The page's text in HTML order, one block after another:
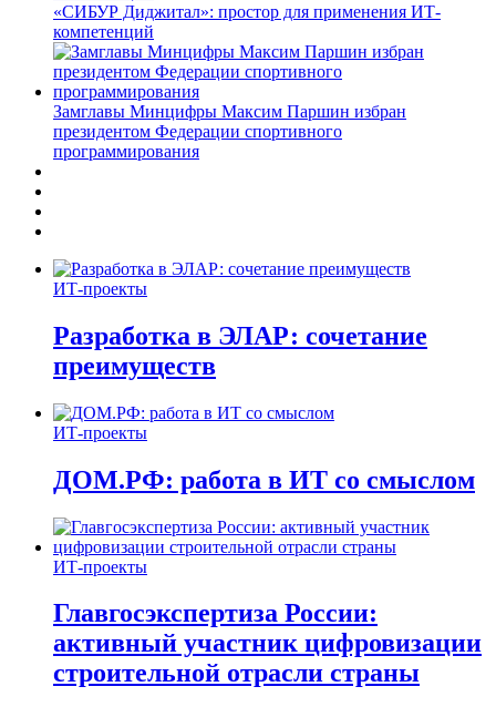
«СИБУР Диджитал»: простор для применения ИТ-
компетенций
Замглавы Минцифры Максим Паршин избран
президентом Федерации спортивного
программирования
ИТ-проекты
Разработка в ЭЛАР: сочетание
преимуществ
ИТ-проекты
ДОМ.РФ: работа в ИТ со смыслом
ИТ-проекты
Главгосэкспертиза России:
активный участник цифровизации
строительной отрасли страны